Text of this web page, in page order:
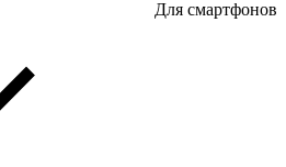
Для смартфонов